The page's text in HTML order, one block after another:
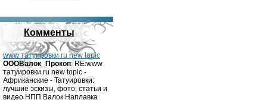
Комменты
www татуировки ru new topic
OOOВалок_Прокоп: RE:www
татуировки ru new topic -
Африканские - Татуировки:
лучшие эскизы, фото, статьи и
видео НПП Валок Наплавка